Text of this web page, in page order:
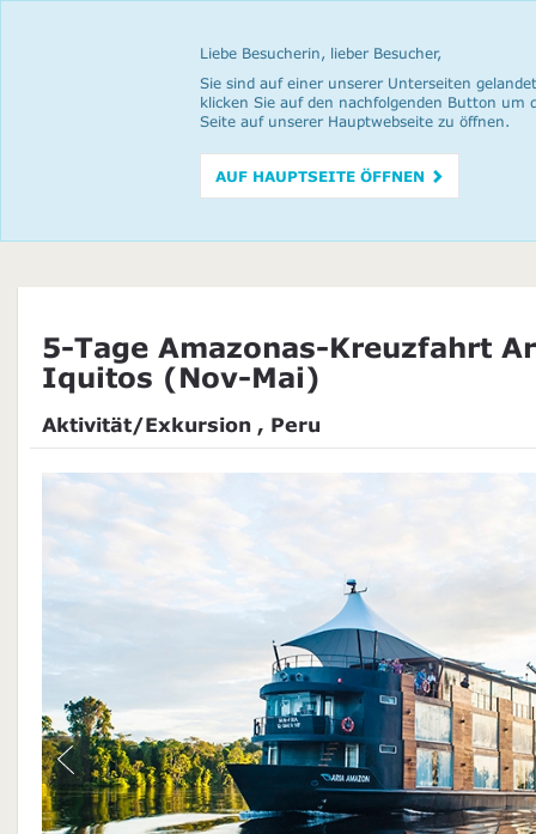
Liebe Besucherin, lieber Besucher,
Sie sind auf einer unserer Unterseiten
klicken Sie auf den nachfolgenden Button um
Seite auf unserer Hauptwebseite zu öffnen.
AUF HAUPTSEITE ÖFFNEN
5-Tage Amazonas-Kreuzfahrt
Iquitos (Nov-Mai)
Aktivität/Exkursion , Peru